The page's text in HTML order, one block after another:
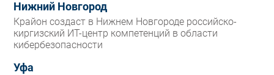
Нижний Новгород
Крайон создаст в Нижнем Новгороде российско-
киргизский ИТ-центр компетенций в области
кибербезопасности
Уфа